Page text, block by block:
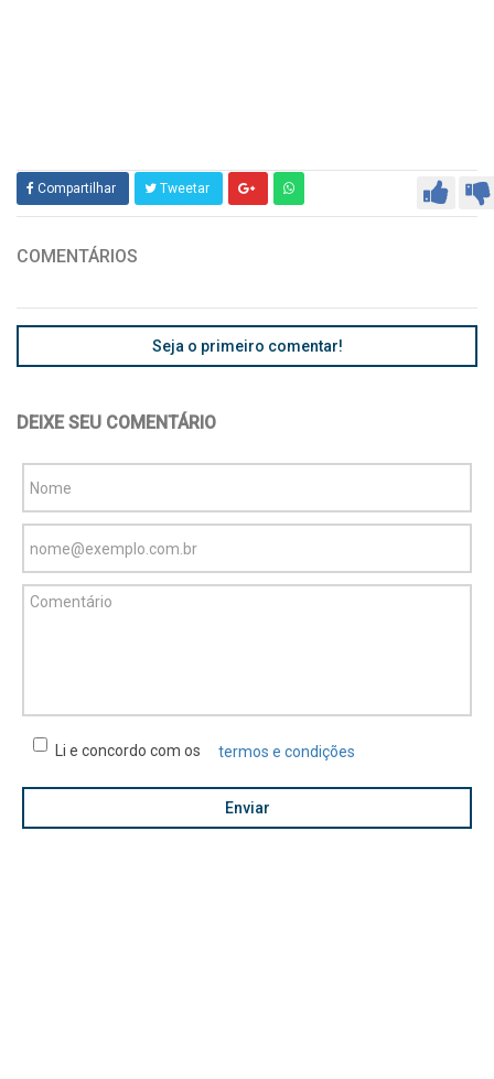
Compartilhar Tweetar
COMENTÁRIOS
Seja o primeiro comentar!
DEIXE SEU COMENTÁRIO
Li e concordo com os termos e condições
Enviar